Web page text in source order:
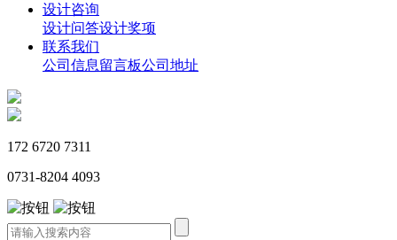
设计咨询
设计问答设计奖项
联系我们
公司信息留言板公司地址
172 6720 7311
0731-8204 4093